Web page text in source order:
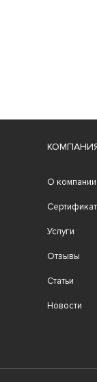
О компании
Услуги
Отзывы
Статьи
Новости